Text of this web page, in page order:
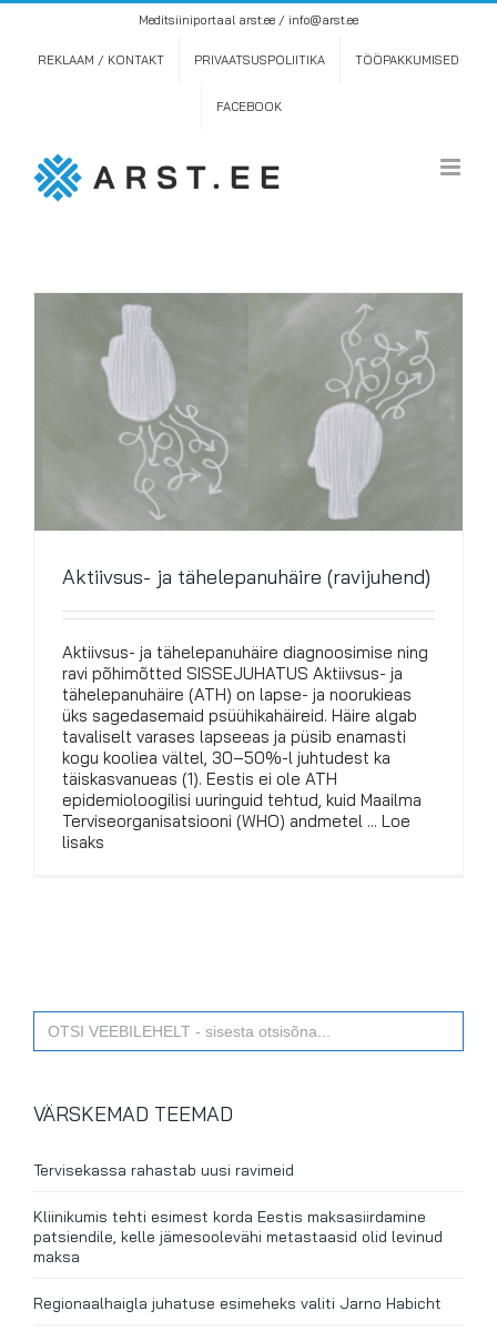
Skip
content
Meditsiiniportaal arst.ee / info@arst.ee
REKLAAM / KONTAKT PRIVAATSUSPOLIITIKA TÖÖPAKKUMISED
FACEBOOK
Aktiivsus- ja tähelepanuhäire (ravijuhend)
Aktiivsus- ja tähelepanuhäire diagnoosimise ning
ravi põhimõtted SISSEJUHATUS Aktiivsus- ja
tähelepanuhäire (ATH) on lapse- ja noorukieas
üks sagedasemaid psüühikahäireid. Häire algab
tavaliselt varases lapseeas ja püsib enamasti
kogu kooliea vältel, 30–50%-l juhtudest ka
täiskasvanueas (1). Eestis ei ole ATH
epidemioloogilisi uuringuid tehtud, kuid Maailma
Terviseorganisatsiooni (WHO) andmetel ... Loe
lisaks
Search
for:
VÄRSKEMAD TEEMAD
Tervisekassa rahastab uusi ravimeid
Kliinikumis tehti esimest korda Eestis maksasiirdamine
patsiendile, kelle jämesoolevähi metastaasid olid levinud
maksa
Regionaalhaigla juhatuse esimeheks valiti Jarno Habicht